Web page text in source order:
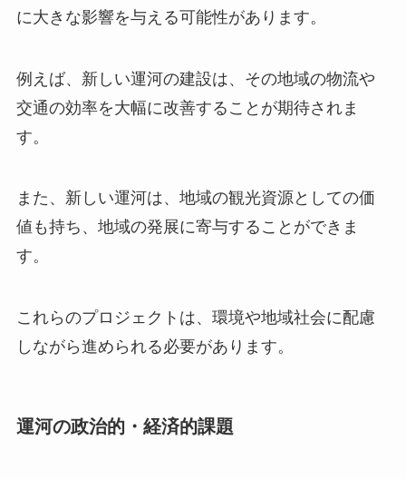
に大きな影響を与える可能性があります。
例えば、新しい運河の建設は、その地域の物流や
交通の効率を大幅に改善することが期待されま
す。
また、新しい運河は、地域の観光資源としての価
値も持ち、地域の発展に寄与することができま
す。
これらのプロジェクトは、環境や地域社会に配慮
しながら進められる必要があります。
運河の政治的・経済的課題